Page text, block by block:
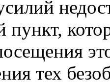
пункт,
тех